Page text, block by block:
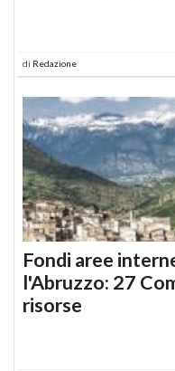
di Redazione
Fondi aree
l'Abruzzo: 27
risorse